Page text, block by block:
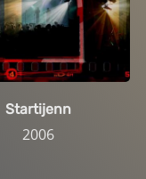
Startijenn
2006